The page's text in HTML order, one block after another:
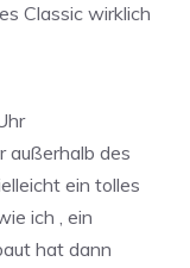
Classic wirklich
des
ein tolles
ich , ein
hat dann